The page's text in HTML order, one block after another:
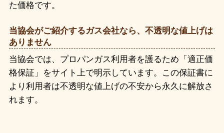
た価格です。
当協会がご紹介するガス会社なら、不透明な値上げは
ありません
当協会では、プロパンガス利用者を護るため「適正価
格保証」をサイト上で明示しています。この保証書に
より利用者は不透明な値上げの不安から永久に解放さ
れます。